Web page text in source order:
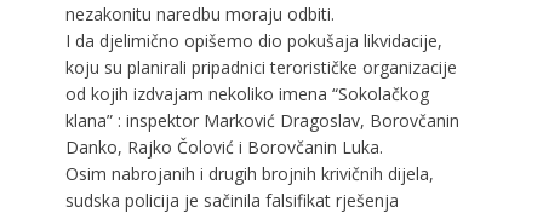
nezakonitu naredbu moraju odbiti.
I da djelimično opišemo dio pokušaja likvidacije,
koju su planirali pripadnici terorističke organizacije
od kojih izdvajam nekoliko imena “Sokolačkog
klana” : inspektor Marković Dragoslav, Borovčanin
Danko, Rajko Čolović i Borovčanin Luka.
Osim nabrojanih i drugih brojnih krivičnih dijela,
sudska policija je sačinila falsifikat rješenja